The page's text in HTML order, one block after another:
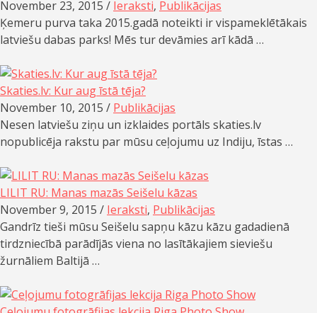
November 23, 2015 / Ieraksti, Publikācijas
Ķemeru purva taka 2015.gadā noteikti ir vispameklētākais
latviešu dabas parks! Mēs tur devāmies arī kādā …
Skaties.lv: Kur aug īstā tēja?
November 10, 2015 / Publikācijas
Nesen latviešu ziņu un izklaides portāls skaties.lv
nopublicēja rakstu par mūsu ceļojumu uz Indiju, īstas …
LILIT RU: Manas mazās Seišelu kāzas
November 9, 2015 / Ieraksti, Publikācijas
Gandrīz tieši mūsu Seišelu sapņu kāzu kāzu gadadienā
tirdzniecībā parādījās viena no lasītākajiem sieviešu
žurnāliem Baltijā …